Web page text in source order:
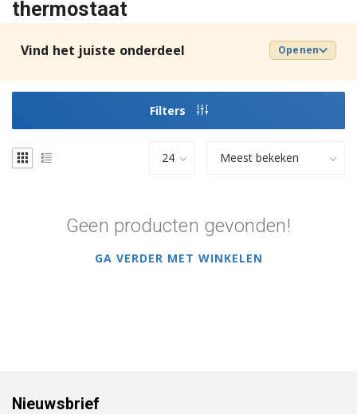
thermostaat
Vind het juiste onderdeel Openen
Filters
Geen producten gevonden!
GA VERDER MET WINKELEN
Nieuwsbrief